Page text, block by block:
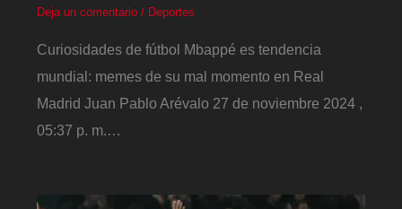
Deja un comentario / Deportes
Curiosidades de fútbol Mbappé es tendencia
mundial: memes de su mal momento en Real
Madrid Juan Pablo Arévalo 27 de noviembre 2024 ,
05:37 p. m.…